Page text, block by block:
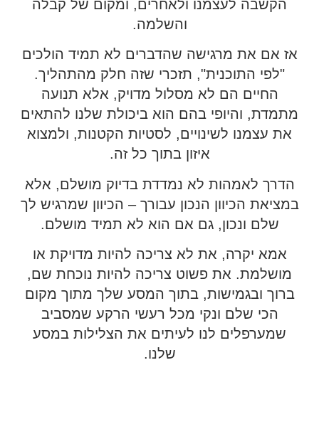
הקשבה לעצמנו ולאחרים, ומקום של קבלה
והשלמה.
אז אם את מרגישה שהדברים לא תמיד הולכים
"לפי התוכנית", תזכרי שזה חלק מהתהליך.
החיים הם לא מסלול מדויק, אלא תנועה
מתמדת, והיופי בהם הוא ביכולת שלנו להתאים
את עצמנו לשינויים, לסטיות הקטנות, ולמצוא
איזון בתוך כל זה.
הדרך לאמהות לא נמדדת בדיוק מושלם, אלא
במציאת הכיוון הנכון עבורך – הכיוון שמרגיש לך
שלם ונכון, גם אם הוא לא תמיד מושלם.
אמא יקרה, את לא צריכה להיות מדויקת או
מושלמת. את פשוט צריכה להיות נוכחת שם,
ברוך ובגמישות, בתוך המסע שלך מתוך מקום
הכי שלם ונקי מכל רעשי הרקע שמסביב
שמערפלים לנו לעיתים את הצלילות במסע
שלנו.